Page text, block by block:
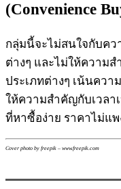
(Convenience
กลุ่มนี้จะไม่สนใจกับค
ต่างๆ และไม่ให้ความ
ประเภทต่างๆ เน้นควา
ให้ความสำคัญกับเวล
ที่หาซื้อง่าย ราคาไม่แพ
Cover photo by freepik – www.freepik.com